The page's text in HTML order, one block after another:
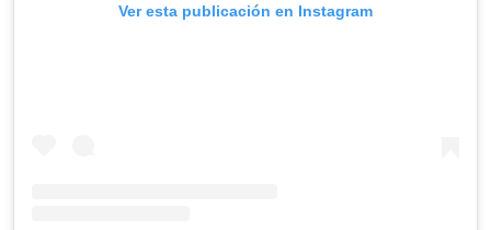
Ver esta publicación en Instagram